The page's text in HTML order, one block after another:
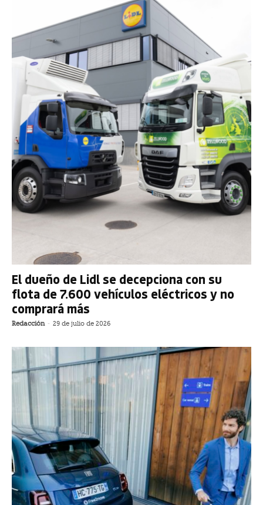
El dueño de Lidl se decepciona con su
flota de 7.600 vehículos eléctricos y no
comprará más
Redacción - 29 de julio de 2026